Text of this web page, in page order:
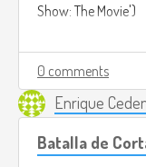
Show: The Movie')
The Art style
wacky
environments as
The music should
instruments
0 comments
Enrique
Batalla de